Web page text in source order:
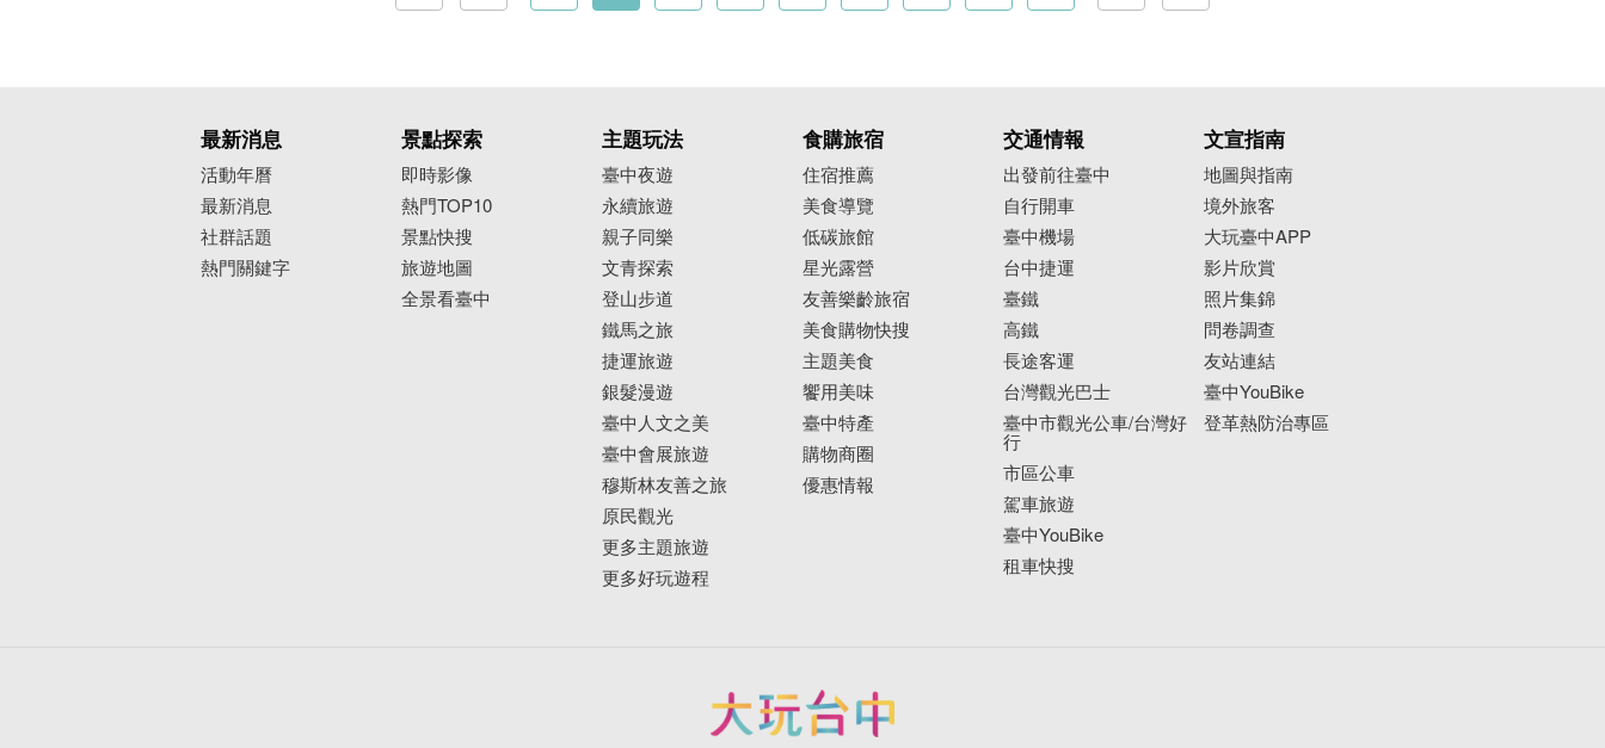
最新消息
活動年曆
最新消息
社群話題
熱門關鍵字
景點探索
即時影像
熱門TOP10
景點快搜
旅遊地圖
全景看臺中
主題玩法
臺中夜遊
永續旅遊
親子同樂
文青探索
登山步道
鐵馬之旅
捷運旅遊
銀髮漫遊
臺中人文之美
臺中會展旅遊
穆斯林友善之旅
原民觀光
更多主題旅遊
更多好玩遊程
食購旅宿
住宿推薦
美食導覽
低碳旅館
星光露營
友善樂齡旅宿
美食購物快搜
主題美食
饗用美味
臺中特產
購物商圈
優惠情報
交通情報
出發前往臺中
自行開車
臺中機場
台中捷運
臺鐵
高鐵
長途客運
台灣觀光巴士
臺中市觀光公車/台灣好
行
市區公車
駕車旅遊
臺中YouBike
租車快搜
文宣指南
地圖與指南
境外旅客
大玩臺中APP
影片欣賞
照片集錦
問卷調查
友站連結
臺中YouBike
登革熱防治專區